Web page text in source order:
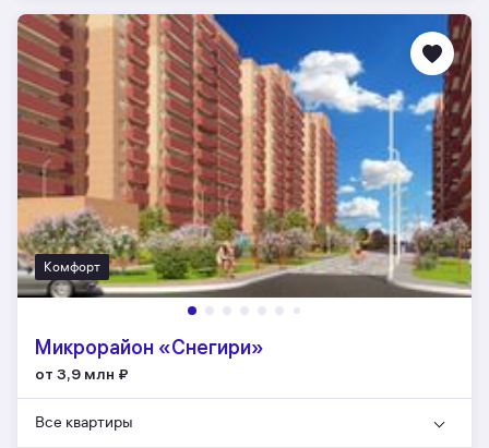
Комфорт
Микрорайон «Снегири»
от 3,9 млн ₽
Все квартиры